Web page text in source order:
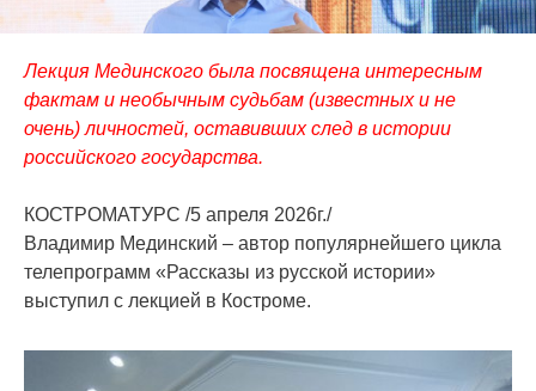
Лекция Мединского была посвящена интересным
фактам и необычным судьбам (известных и не
очень) личностей, оставивших след в истории
российского государства.
КОСТРОМАТУРС /5 апреля 2026г./
Владимир Мединский – автор популярнейшего цикла
телепрограмм «Рассказы из русской истории»
выступил с лекцией в Костроме.